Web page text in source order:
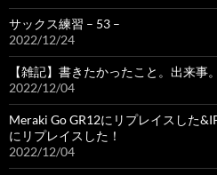
サックス練習 – 53 –
2022/12/24
【雑記】書きたかったこと。出来
2022/12/04
Meraki Go GR12にリプレイスした
にリプレイスした！
2022/12/04